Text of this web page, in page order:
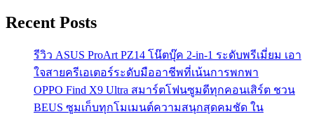
Recent Posts
รีวิว ASUS ProArt PZ14 โน๊ตบุ๊ค 2-in-1 ระดับพรีเมี่ยม เอา
ใจสายครีเอเตอร์ระดับมืออาชีพที่เน้นการพกพา
OPPO Find X9 Ultra สมาร์ตโฟนซูมดีทุกคอนเสิร์ต ชวน
BEUS ซูมเก็บทุกโมเมนต์ความสนุกสุดคมชัด ใน